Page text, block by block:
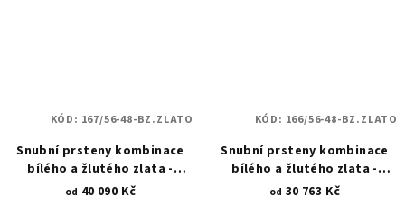
Snubní prsteny kombinace
bílého a žlutého zlata -
podkovy s diamantovými
od 40 090 Kč
KÓD: 167/56-48-BZ.ZLATO
Snubní prsteny kombinace
bílého a žlutého zlata -
přírodní motivy a vlnky 166
od 30 763 Kč
KÓD: 166/56-48-BZ.ZLATO